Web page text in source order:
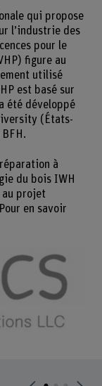
qui propose
l’industrie des
pour le
figure au
utilisé
est basé sur
été développé
(États-
à
du bois IWH
au projet
en savoir